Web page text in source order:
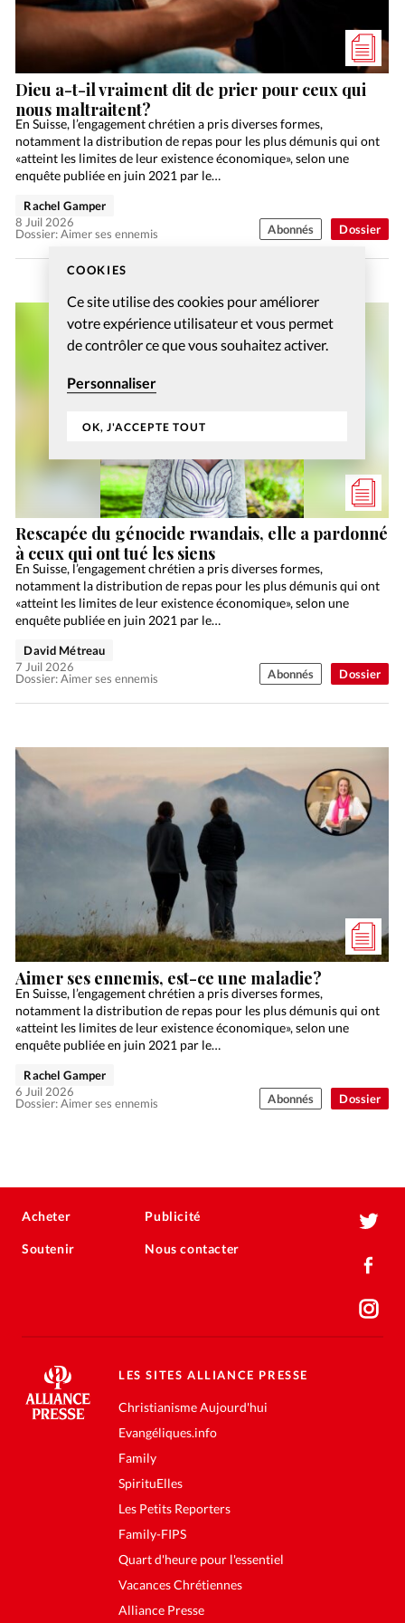
COOKIES
Ce site utilise des cookies pour améliorer
votre expérience utilisateur et vous permet
de contrôler ce que vous souhaitez activer.
Personnaliser
OK, J'ACCEPTE TOUT
Dossier
Dieu a-t-il vraiment dit de prier pour ceux qui
nous maltraitent?
En Suisse, l’engagement chrétien a pris diverses formes,
notamment la distribution de repas pour les plus démunis qui ont
«atteint les limites de leur existence économique», selon une
enquête publiée en juin 2021 par le…
Dossier: Aimer ses ennemis
Rachel Gamper
8 Juil 2026
Abonnés
Dossier
Rescapée du génocide rwandais, elle a pardonné
à ceux qui ont tué les siens
En Suisse, l’engagement chrétien a pris diverses formes,
notamment la distribution de repas pour les plus démunis qui ont
«atteint les limites de leur existence économique», selon une
enquête publiée en juin 2021 par le…
Dossier: Aimer ses ennemis
David Métreau
7 Juil 2026
Abonnés
Dossier
Aimer ses ennemis, est-ce une maladie?
En Suisse, l’engagement chrétien a pris diverses formes,
notamment la distribution de repas pour les plus démunis qui ont
«atteint les limites de leur existence économique», selon une
enquête publiée en juin 2021 par le…
Dossier: Aimer ses ennemis
Rachel Gamper
6 Juil 2026
Abonnés
Acheter
Soutenir
Publicité
Nous contacter
LES SITES ALLIANCE PRESSE
Christianisme Aujourd'hui
Evangéliques.info
Family
SpirituElles
Les Petits Reporters
Family-FIPS
Quart d'heure pour l'essentiel
Vacances Chrétiennes
Alliance Presse